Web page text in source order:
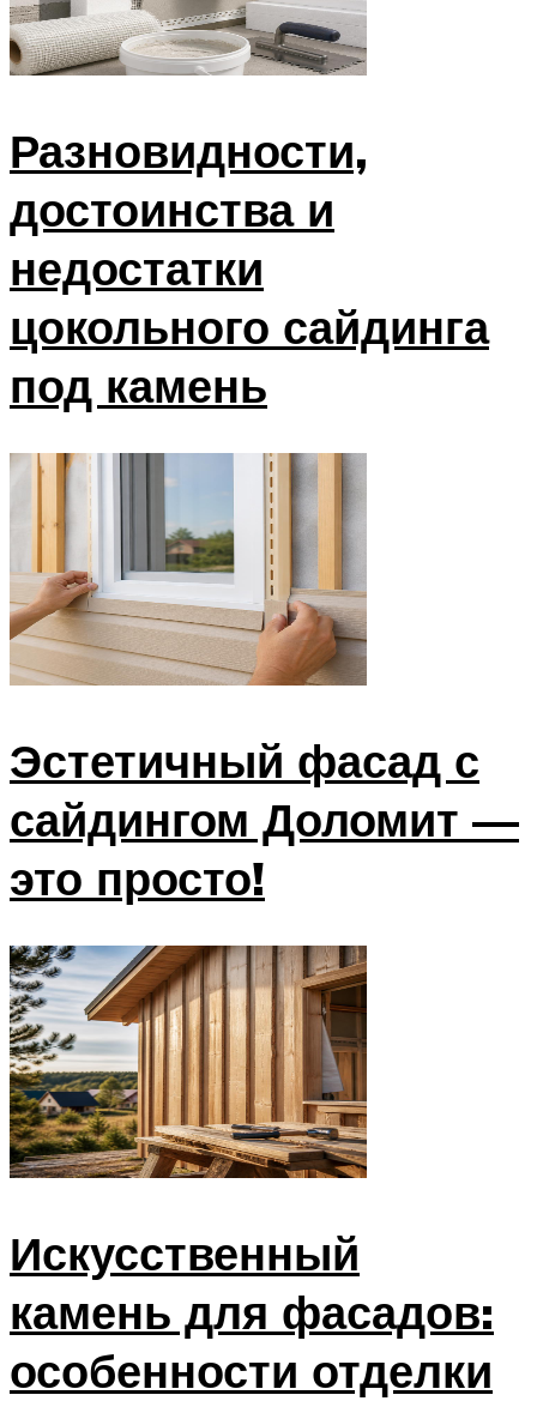
Разновидности,
достоинства и
недостатки
цокольного сайдинга
под камень
Эстетичный фасад с
сайдингом Доломит —
это просто!
Искусственный
камень для фасадов:
особенности отделки